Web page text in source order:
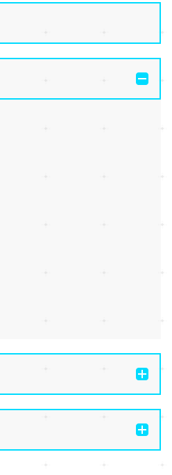
を開催しました✨～第二段～
を開催しました✨～第一段～